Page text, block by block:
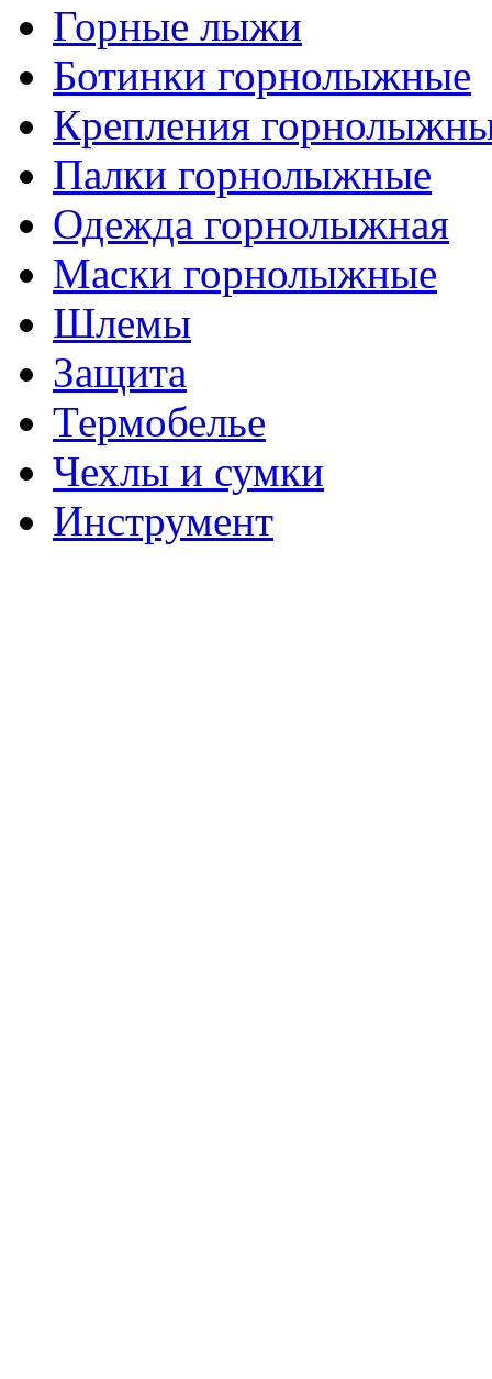
Горные лыжи
Ботинки горнолыжные
Крепления
Палки горнолыжные
Одежда горнолыжная
Маски горнолыжные
Шлемы
Защита
Термобелье
Чехлы и сумки
Инструмент